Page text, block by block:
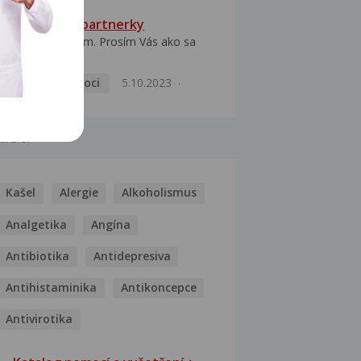
HPV typ 52 u partnerky
Dobrý deň prajem. Prosím Vás ako sa
Pohlavní nemoci
5.10.2023
Kašel Alergie Alkoholismus
Analgetika Angína
Antibiotika Antidepresiva
Antihistaminika Antikoncepce
Antivirotika